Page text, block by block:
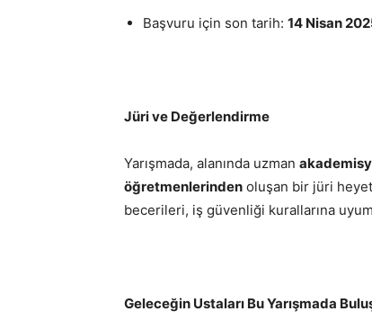
Başvuru için son tarih: 14 Nisan
Jüri ve Değerlendirme
Yarışmada, alanında uzman
öğretmenlerinden oluşan bir jüri
becerileri, iş güvenliği kurallarına
Geleceğin Ustaları Bu Yarışmada